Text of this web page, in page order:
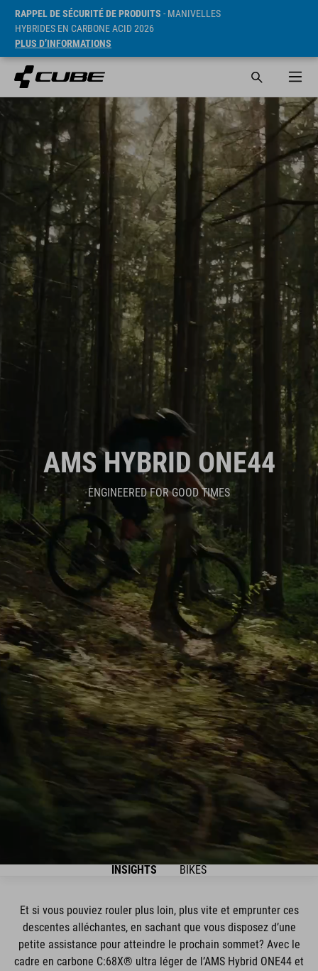
RAPPEL DE SÉCURITÉ DE PRODUITS - MANIVELLES
HYBRIDES EN CARBONE ACID 2026
PLUS D’INFORMATIONS
AMS HYBRID ONE44
ENGINEERED FOR GOOD TIMES
INSIGHTS BIKES
Et si vous pouviez rouler plus loin, plus vite et emprunter ces
descentes alléchantes, en sachant que vous disposez d’une
petite assistance pour atteindre le prochain sommet? Avec le
cadre en carbone C:68X® ultra léger de l’AMS Hybrid ONE44 et